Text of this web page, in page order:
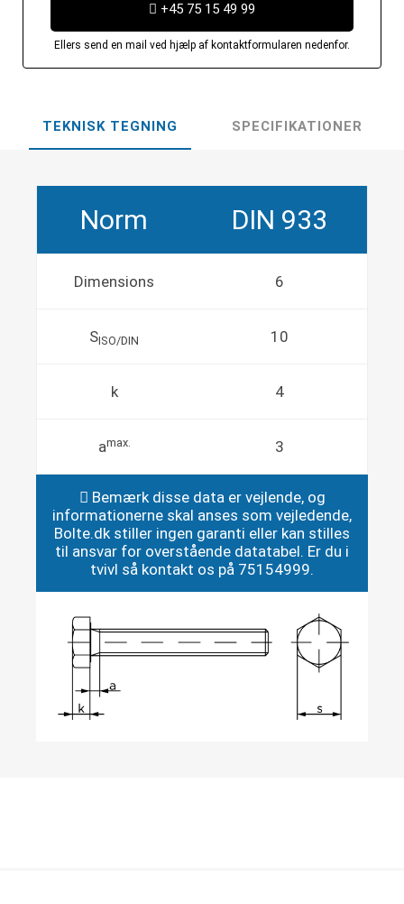
+45 75 15 49 99
Ellers send en mail ved hjælp af kontaktformularen nedenfor.
TEKNISK TEGNING SPECIFIKATIONER
Norm DIN 933
Dimensions 6
SISO/DIN 10
k 4
amax. 3
Bemærk disse data er vejlende, og
informationerne skal anses som vejledende,
Bolte.dk stiller ingen garanti eller kan stilles
til ansvar for overstående datatabel. Er du i
tvivl så kontakt os på 75154999.